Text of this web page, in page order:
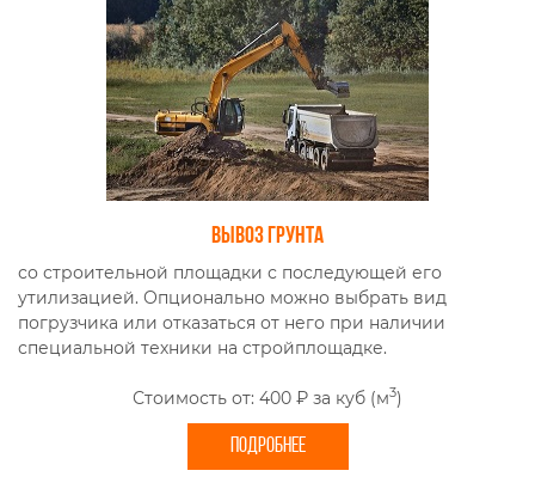
Вывоз грунта
со строительной площадки с последующей его
утилизацией. Опционально можно выбрать вид
погрузчика или отказаться от него при наличии
специальной техники на стройплощадке.
Стоимость от: 400 ₽ за куб (м3)
ПОДРОБНЕЕ